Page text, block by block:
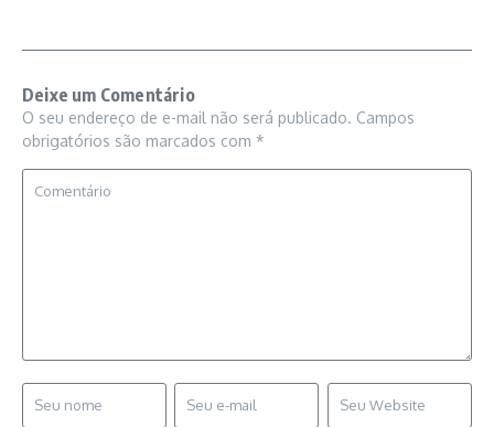
Deixe um Comentário
O seu endereço de e-mail não será publicado. Campos
obrigatórios são marcados com *